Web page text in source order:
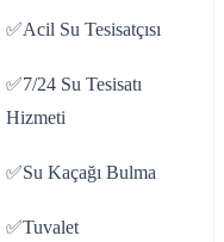
✅Acil Su Tesisatçısı
✅7/24 Su Tesisatı
Hizmeti
✅Su Kaçağı Bulma
✅Tuvalet